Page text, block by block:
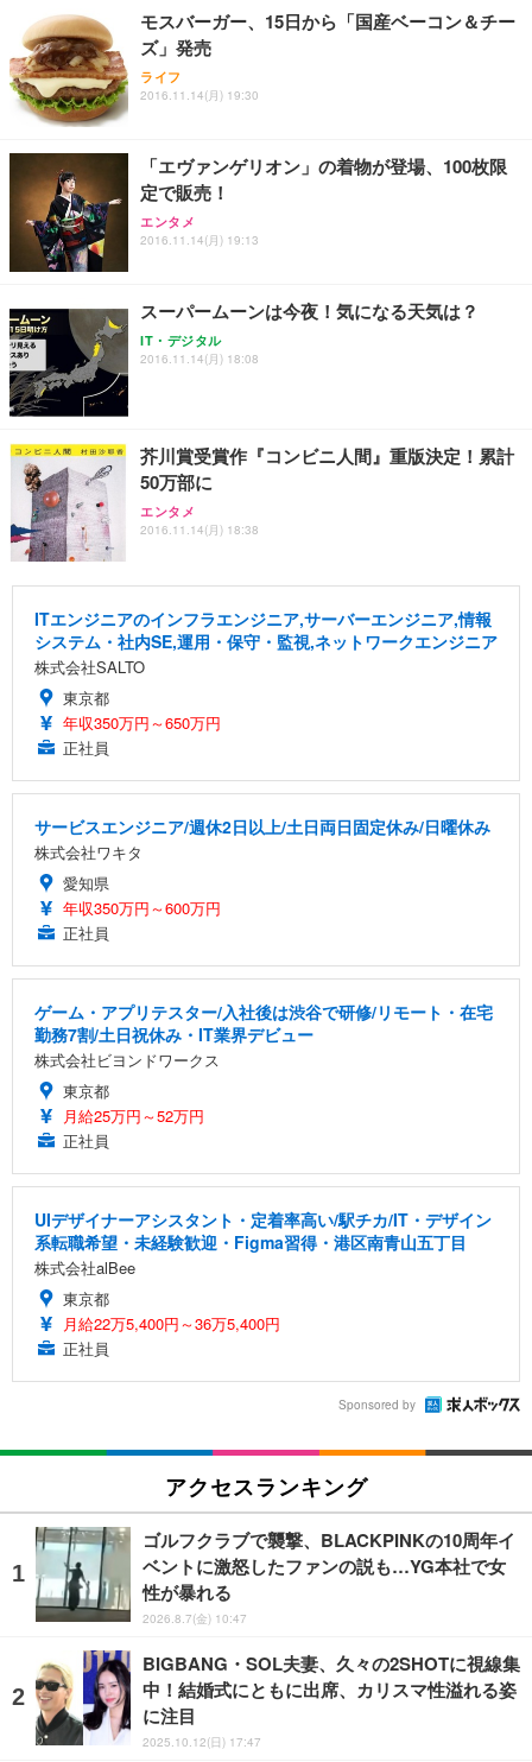
モスバーガー、15日から「国産ベーコン＆チー
ズ」発売
ライフ
2016.11.14(月) 19:30
「エヴァンゲリオン」の着物が登場、100枚限
定で販売！
エンタメ
2016.11.14(月) 19:13
スーパームーンは今夜！気になる天気は？
IT・デジタル
2016.11.14(月) 18:08
芥川賞受賞作『コンビニ人間』重版決定！累計
50万部に
エンタメ
2016.11.14(月) 18:38
ITエンジニアのインフラエンジニア,サーバーエンジニア,情報
システム・社内SE,運用・保守・監視,ネットワークエンジニア
株式会社SALTO
東京都
年収350万円～650万円
正社員
サービスエンジニア/週休2日以上/土日両日固定休み/日曜休み
株式会社ワキタ
愛知県
年収350万円～600万円
正社員
ゲーム・アプリテスター/入社後は渋谷で研修/リモート・在宅
勤務7割/土日祝休み・IT業界デビュー
株式会社ビヨンドワークス
東京都
月給25万円～52万円
正社員
UIデザイナーアシスタント・定着率高い/駅チカ/IT・デザイン
系転職希望・未経験歓迎・Figma習得・港区南青山五丁目
株式会社alBee
東京都
月給22万5,400円～36万5,400円
正社員
Sponsored by
アクセスランキング
ゴルフクラブで襲撃、BLACKPINKの10周年イ
ベントに激怒したファンの説も…YG本社で女
性が暴れる
2026.8.7(金) 10:47
BIGBANG・SOL夫妻、久々の2SHOTに視線集
中！結婚式にともに出席、カリスマ性溢れる姿
に注目
2025.10.12(日) 17:47